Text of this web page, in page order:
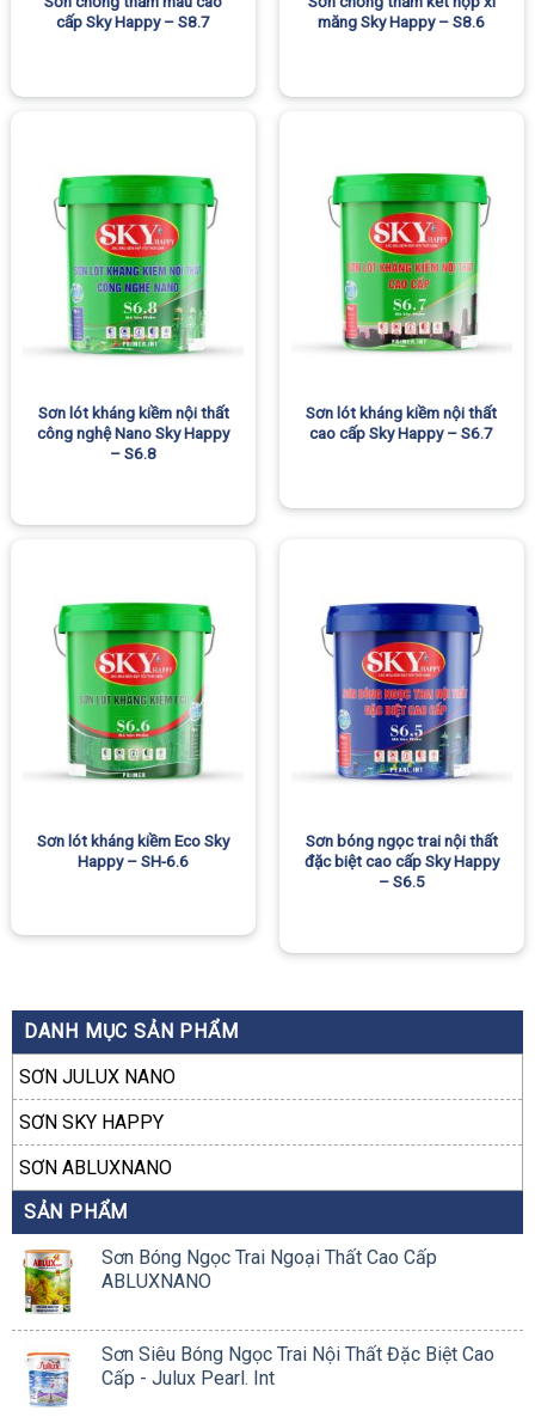
DANH MỤC SẢN PHẨM
SƠN JULUX NANO
SƠN SKY HAPPY
SƠN ABLUXNANO
SẢN PHẨM
Sơn Bóng Ngọc Trai Ngoại Thất Cao Cấp
ABLUXNANO
Sơn Siêu Bóng Ngọc Trai Nội Thất Đặc Biệt Cao
Cấp - Julux Pearl. Int
cấp Sky Happy – S8.7
măng Sky Happy – S8.6
Sơn lót kháng kiềm nội thất
công nghệ Nano Sky Happy
– S6.8
Sơn lót kháng kiềm nội thất
cao cấp Sky Happy – S6.7
Sơn lót kháng kiềm Eco Sky
Happy – SH-6.6
Sơn bóng ngọc trai nội thất
đặc biệt cao cấp Sky Happy
– S6.5